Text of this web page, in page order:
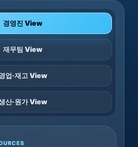
경영진 View
재무팀 View
업·재고 View
산·원가 View